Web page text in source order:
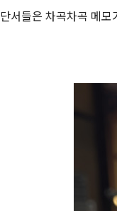
단서들은 차곡차곡 메